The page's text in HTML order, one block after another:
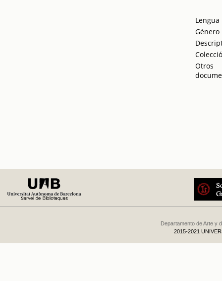
Lengua
Género
Otros
Departamento de Arte y
2015-2021